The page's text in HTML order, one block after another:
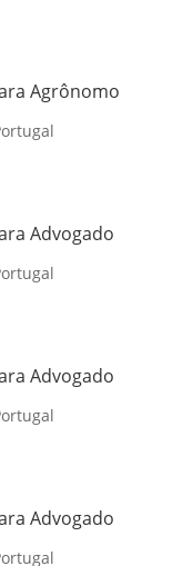
Agrônomo
Advogado
Advogado
Advogado